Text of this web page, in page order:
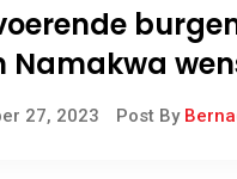
Namakwa
toe
27, 2023 Post By